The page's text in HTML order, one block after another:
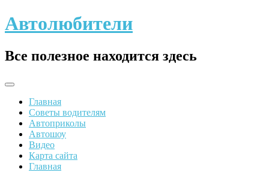
Skip
to
Автолюбители
Все полезное находится здесь
Главная
Советы водителям
Автоприколы
Автошоу
Видео
Карта сайта
Главная